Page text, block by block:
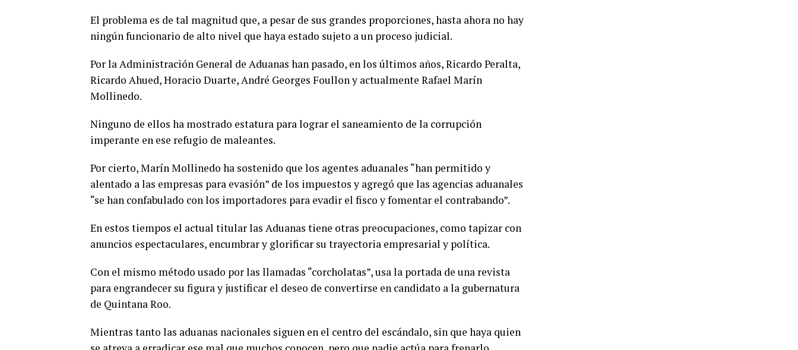
El problema es de tal magnitud que, a pesar de sus grandes proporciones, hasta ahora no hay
ningún funcionario de alto nivel que haya estado sujeto a un proceso judicial.
Por la Administración General de Aduanas han pasado, en los últimos años, Ricardo Peralta,
Ricardo Ahued, Horacio Duarte, André Georges Foullon y actualmente Rafael Marín
Mollinedo.
Ninguno de ellos ha mostrado estatura para lograr el saneamiento de la corrupción
imperante en ese refugio de maleantes.
Por cierto, Marín Mollinedo ha sostenido que los agentes aduanales “han permitido y
alentado a las empresas para evasión” de los impuestos y agregó que las agencias aduanales
“se han confabulado con los importadores para evadir el fisco y fomentar el contrabando”.
En estos tiempos el actual titular las Aduanas tiene otras preocupaciones, como tapizar con
anuncios espectaculares, encumbrar y glorificar su trayectoria empresarial y política.
Con el mismo método usado por las llamadas “corcholatas”, usa la portada de una revista
para engrandecer su figura y justificar el deseo de convertirse en candidato a la gubernatura
de Quintana Roo.
Mientras tanto las aduanas nacionales siguen en el centro del escándalo, sin que haya quien